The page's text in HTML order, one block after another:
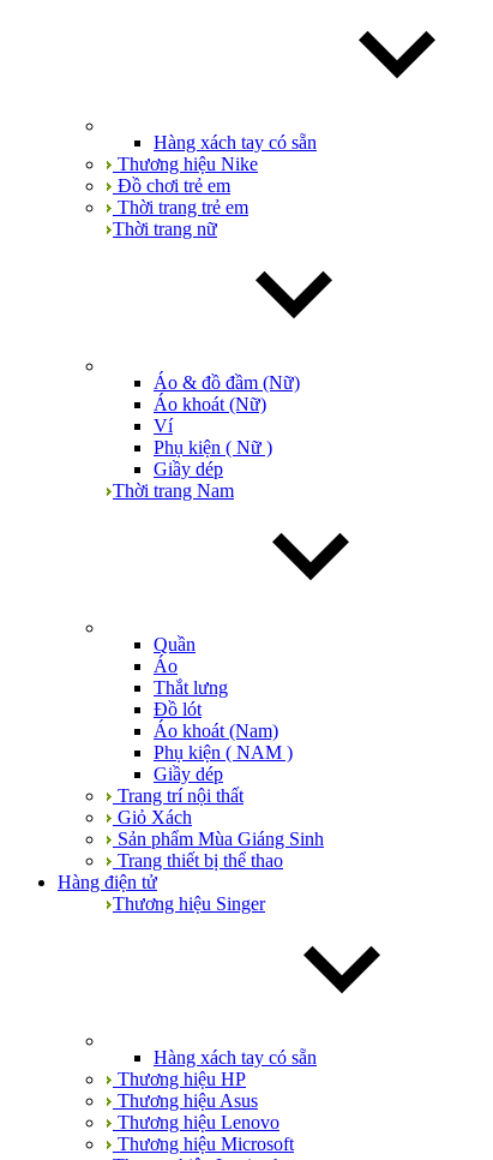
Hàng xách tay có sẵn
Thương hiệu Nike
Đồ chơi trẻ em
Thời trang trẻ em
Thời trang nữ
Áo & đồ đầm (Nữ)
Áo khoát (Nữ)
Ví
Phụ kiện ( Nữ )
Giầy dép
Thời trang Nam
Quần
Áo
Thắt lưng
Đồ lót
Áo khoát (Nam)
Phụ kiện ( NAM )
Giầy dép
Trang trí nội thất
Giỏ Xách
Sản phẩm Mùa Giáng Sinh
Trang thiết bị thể thao
Hàng điện tử
Thương hiệu Singer
Hàng xách tay có sẵn
Thương hiệu HP
Thương hiệu Asus
Thương hiệu Lenovo
Thương hiệu Microsoft